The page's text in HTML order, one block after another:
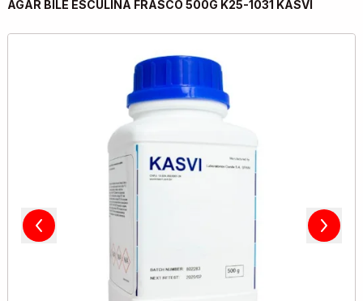
AGAR BILE ESCULINA FRASCO 500G K25-1031 KASVI